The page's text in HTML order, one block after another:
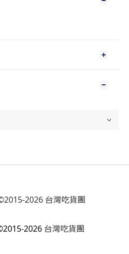
2026 台灣吃貨團
2026台灣吃貨團